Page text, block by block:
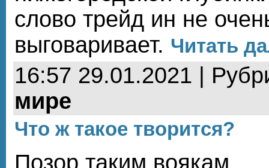
слово трейд ин не
выговаривает. Читать
16:57 29.01.2021 |
мире
Что ж такое творится?
Позор таким воякам